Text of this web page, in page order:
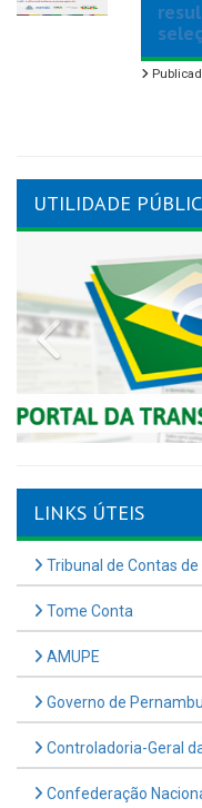
UTILIDADE
Previous
LINKS ÚTEIS
Tribunal de Contas
Tome Conta
AMUPE
Governo de
Controladoria-Geral
Confederação